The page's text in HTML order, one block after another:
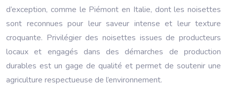
d’exception, comme le Piémont en Italie, dont les noisettes
sont reconnues pour leur saveur intense et leur texture
croquante. Privilégier des noisettes issues de producteurs
locaux et engagés dans des démarches de production
durables est un gage de qualité et permet de soutenir une
agriculture respectueuse de l’environnement.